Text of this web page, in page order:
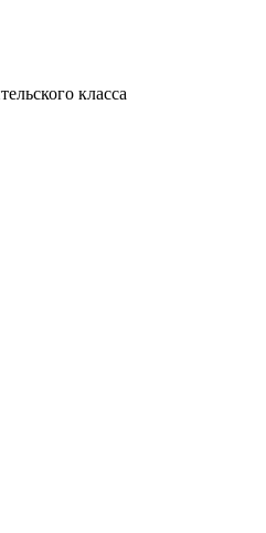
класса